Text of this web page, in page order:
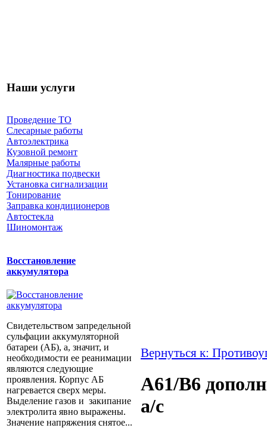
Наши услуги
Проведение ТО
Слесарные работы
Автоэлектрика
Кузовной ремонт
Малярные работы
Диагностика подвески
Установка сигнализации
Тонирование
Заправка кондиционеров
Автостекла
Шиномонтаж
Восстановление
аккумулятора
Свидетельством запредельной
сульфации аккумуляторной
батареи (АБ), а, значит, и
необходимости ее реанимации
являются следующие
проявления. Корпус АБ
нагревается сверх меры.
Выделение газов и закипание
электролита явно выражены.
Значение напряжения снятое...
Вернуться к:
A61/B6
а/c